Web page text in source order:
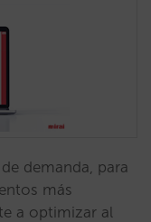
demanda, para
más
a optimizar al